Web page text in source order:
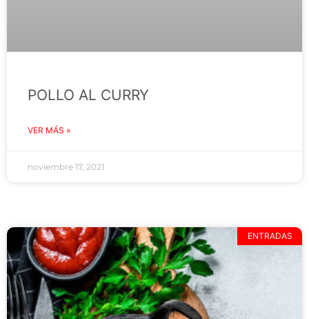
POLLO AL CURRY
VER MÁS »
noviembre 17, 2021
ENTRADAS